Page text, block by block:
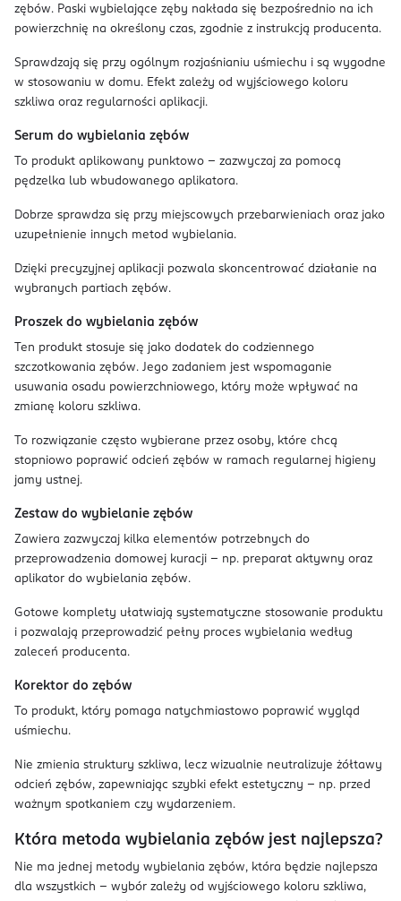
zębów. Paski wybielające zęby nakłada się bezpośrednio na ich
powierzchnię na określony czas, zgodnie z instrukcją producenta.
Sprawdzają się przy ogólnym rozjaśnianiu uśmiechu i są wygodne
w stosowaniu w domu. Efekt zależy od wyjściowego koloru
szkliwa oraz regularności aplikacji.
Serum do wybielania zębów
To produkt aplikowany punktowo – zazwyczaj za pomocą
pędzelka lub wbudowanego aplikatora.
Dobrze sprawdza się przy miejscowych przebarwieniach oraz jako
uzupełnienie innych metod wybielania.
Dzięki precyzyjnej aplikacji pozwala skoncentrować działanie na
wybranych partiach zębów.
Proszek do wybielania zębów
Ten produkt stosuje się jako dodatek do codziennego
szczotkowania zębów. Jego zadaniem jest wspomaganie
usuwania osadu powierzchniowego, który może wpływać na
zmianę koloru szkliwa.
To rozwiązanie często wybierane przez osoby, które chcą
stopniowo poprawić odcień zębów w ramach regularnej higieny
jamy ustnej.
Zestaw do wybielanie zębów
Zawiera zazwyczaj kilka elementów potrzebnych do
przeprowadzenia domowej kuracji – np. preparat aktywny oraz
aplikator do wybielania zębów.
Gotowe komplety ułatwiają systematyczne stosowanie produktu
i pozwalają przeprowadzić pełny proces wybielania według
zaleceń producenta.
Korektor do zębów
To produkt, który pomaga natychmiastowo poprawić wygląd
uśmiechu.
Nie zmienia struktury szkliwa, lecz wizualnie neutralizuje żółtawy
odcień zębów, zapewniając szybki efekt estetyczny – np. przed
ważnym spotkaniem czy wydarzeniem.
Która metoda wybielania zębów jest najlepsza?
Nie ma jednej metody wybielania zębów, która będzie najlepsza
dla wszystkich – wybór zależy od wyjściowego koloru szkliwa,